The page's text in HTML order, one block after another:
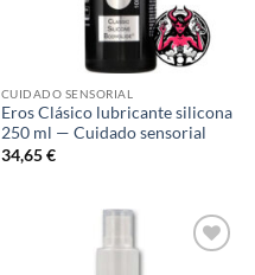
CUIDADO SENSORIAL
Eros Clásico lubricante silicona
250 ml — Cuidado sensorial
34,65€